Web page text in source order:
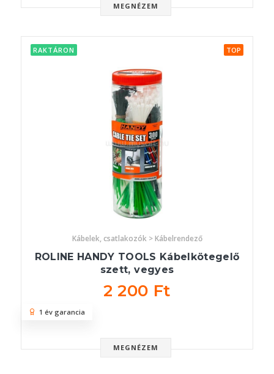
MEGNÉZEM
RAKTÁRON TOP
Kábelek, csatlakozók > Kábelrendező
ROLINE HANDY TOOLS Kábelkötegelő
szett, vegyes
2 200 Ft
MEGNÉZEM
1 év garancia